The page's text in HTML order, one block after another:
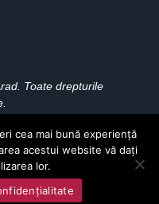
Toate drepturile
cea mai bună experiență
acestui website vă dați
lor.